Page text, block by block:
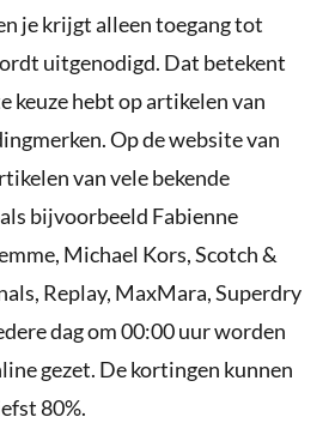
je krijgt alleen toegang tot
uitgenodigd. Dat betekent
keuze hebt op artikelen van
Op de website van
van vele bekende
bijvoorbeeld Fabienne
Michael Kors, Scotch &
Replay, MaxMara, Superdry
dag om 00:00 uur worden
gezet. De kortingen kunnen
80%.